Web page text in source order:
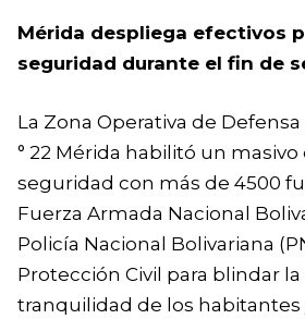
Mérida despliega efectivos
seguridad durante el fin de
La Zona Operativa de
° 22 Mérida habilitó un
seguridad con más de 4500
Fuerza Armada Nacional
Policía Nacional Bolivariana
Protección Civil para blindar
tranquilidad de los habitantes